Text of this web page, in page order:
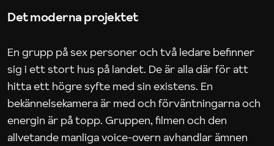
Det moderna projektet
En grupp på sex personer och två ledare befinner
sig i ett stort hus på landet. De är alla där för att
hitta ett högre syfte med sin existens. En
bekännelsekamera är med och förväntningarna och
energin är på topp. Gruppen, filmen och den
allvetande manliga voice-overn avhandlar ämnen